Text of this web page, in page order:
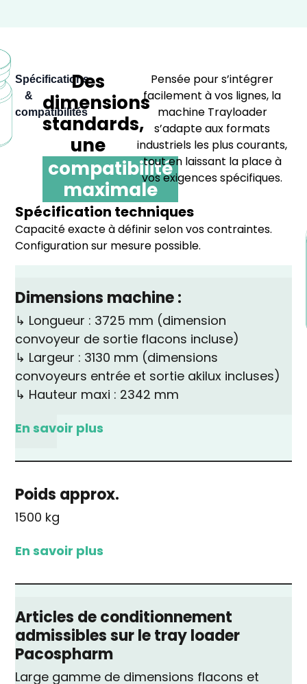
Spécifications
&
compatibilités
Des
dimensions
standards,
une
compatibilité
maximale
Pensée pour s’intégrer
facilement à vos lignes, la
machine Trayloader
s’adapte aux formats
industriels les plus courants,
tout en laissant la place à
vos exigences spécifiques.
Spécification techniques
Capacité exacte à définir selon vos contraintes.
Configuration sur mesure possible.
Dimensions machine :
↳ Longueur : 3725 mm (dimension
convoyeur de sortie flacons incluse)
↳ Largeur : 3130 mm (dimensions
convoyeurs entrée et sortie akilux incluses)
↳ Hauteur maxi : 2342 mm
En savoir plus
Poids approx.
1500 kg
En savoir plus
Articles de conditionnement
admissibles sur le tray loader
Pacospharm
Large gamme de dimensions flacons et